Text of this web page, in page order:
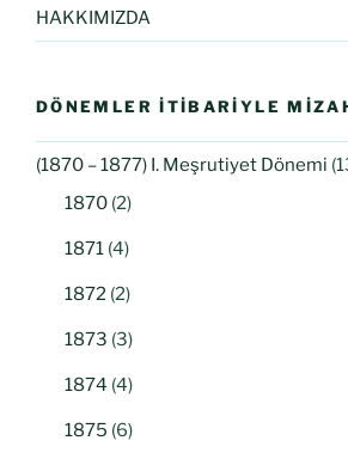
HAKKIMIZDA
DÖNEMLER İTIBARIYLE
(1870 – 1877) I. Meşrutiyet Dönemi
1870 (2)
1871 (4)
1872 (2)
1873 (3)
1874 (4)
1875 (6)